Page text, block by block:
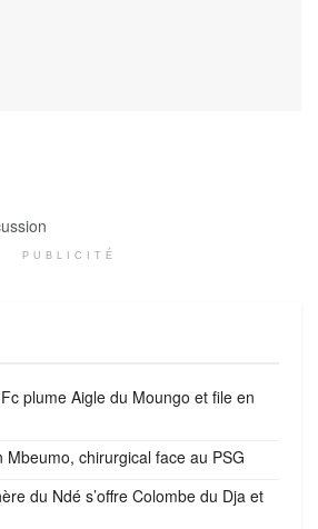
PUBLICITÉ
plume Aigle du Moungo et file en
Mbeumo, chirurgical face au PSG
du Ndé s’offre Colombe du Dja et